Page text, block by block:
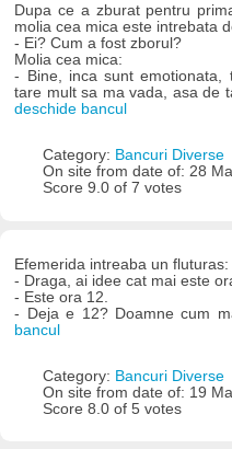
Dupa ce a zburat pentru
molia cea mica este intrebata
- Ei? Cum a fost zborul?
Molia cea mica:
- Bine, inca sunt emotionata,
tare mult sa ma vada, asa de
deschide bancul
Category: Bancuri Diverse
On site from date of: 28
Score 9.0 of 7 votes
Efemerida intreaba un fluturas:
- Draga, ai idee cat mai este
- Este ora 12.
- Deja e 12? Doamne cum
bancul
Category: Bancuri Diverse
On site from date of: 19
Score 8.0 of 5 votes